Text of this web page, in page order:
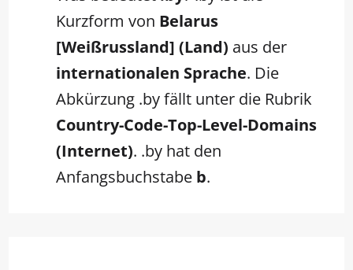
Kurzform von Belarus
[Weißrussland] (Land) aus der
internationalen Sprache. Die
Abkürzung .by fällt unter die Rubrik
Country-Code-Top-Level-Domains
(Internet). .by hat den
Anfangsbuchstabe b.